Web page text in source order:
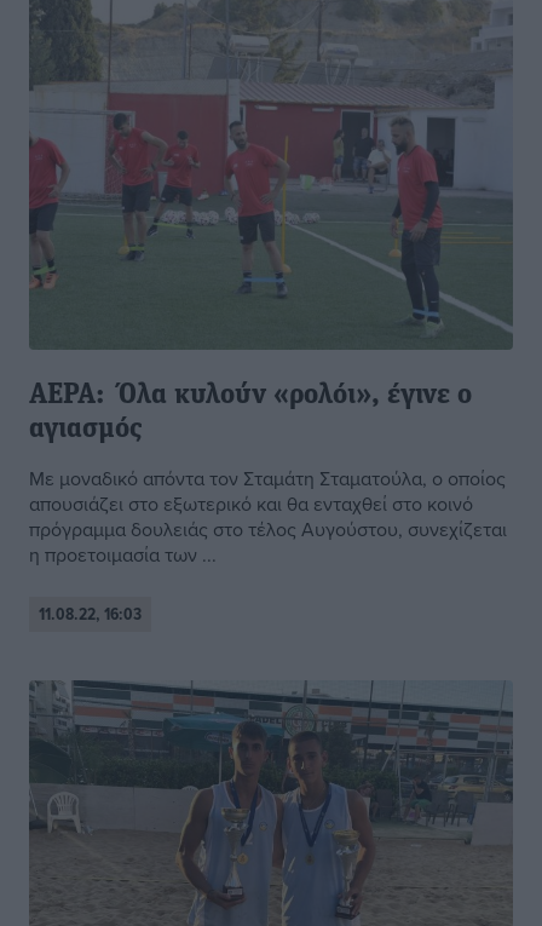
ΑΕΡΑ: Όλα κυλούν «ρολόι», έγινε ο
αγιασμός
Με μοναδικό απόντα τον Σταμάτη Σταματούλα, ο οποίος
απουσιάζει στο εξωτερικό και θα ενταχθεί στο κοινό
πρόγραμμα δουλειάς στο τέλος Αυγούστου, συνεχίζεται
η προετοιμασία των ...
11.08.22, 16:03